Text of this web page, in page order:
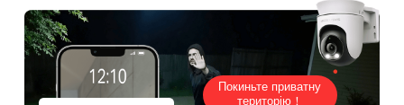
Покиньте приватну
територію！